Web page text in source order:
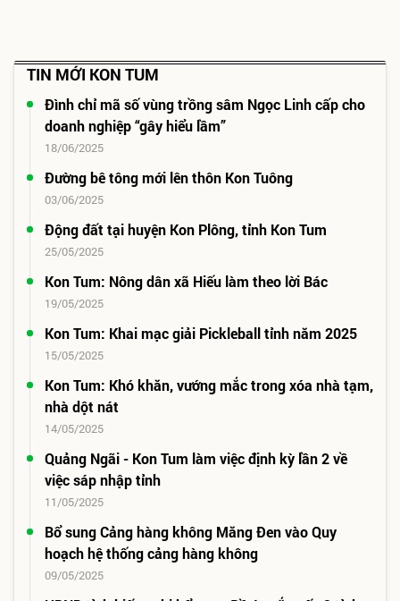
TIN MỚI KON TUM
Đình chỉ mã số vùng trồng sâm Ngọc Linh cấp cho
doanh nghiệp “gây hiểu lầm”
18/06/2025
Đường bê tông mới lên thôn Kon Tuông
03/06/2025
Động đất tại huyện Kon Plông, tỉnh Kon Tum
25/05/2025
Kon Tum: Nông dân xã Hiếu làm theo lời Bác
19/05/2025
Kon Tum: Khai mạc giải Pickleball tỉnh năm 2025
15/05/2025
Kon Tum: Khó khăn, vướng mắc trong xóa nhà tạm,
nhà dột nát
14/05/2025
Quảng Ngãi - Kon Tum làm việc định kỳ lần 2 về
việc sáp nhập tỉnh
11/05/2025
Bổ sung Cảng hàng không Măng Đen vào Quy
hoạch hệ thống cảng hàng không
09/05/2025